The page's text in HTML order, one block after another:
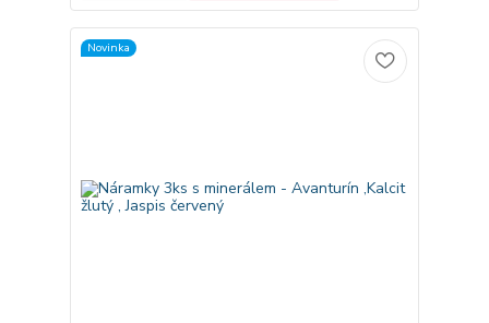
Novinka